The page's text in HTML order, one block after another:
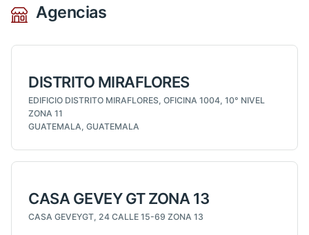
Agencias
DISTRITO MIRAFLORES
EDIFICIO DISTRITO MIRAFLORES, OFICINA 1004, 10° NIVEL
ZONA 11
GUATEMALA, GUATEMALA
CASA GEVEY GT ZONA 13
CASA GEVEYGT, 24 CALLE 15-69 ZONA 13